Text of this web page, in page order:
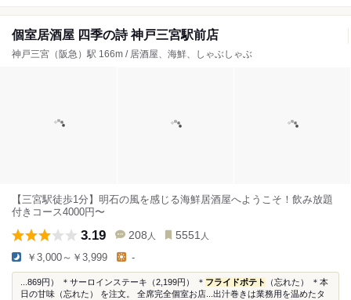
個室居酒屋 四季の詩 神戸三宮駅前店
神戸三宮（阪急）駅 166m / 居酒屋、海鮮、しゃぶしゃぶ
【三宮駅徒歩1分】明石の風を感じる海鮮居酒屋へようこそ！飲み放題
付きコース4000円〜
3.19 208 人 5551 人
￥3,000～￥3,999 -
...869円） ＊サーロインステーキ（2,199円） ＊ フライドポテト
（忘れた） ＊本
日の甘味（忘れた） を注文。 全席完全個室お店...出汁巻きは業務用を温めたタ